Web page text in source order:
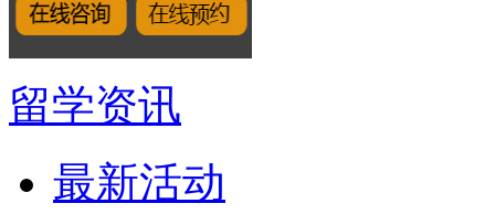
留学资讯
最新活动